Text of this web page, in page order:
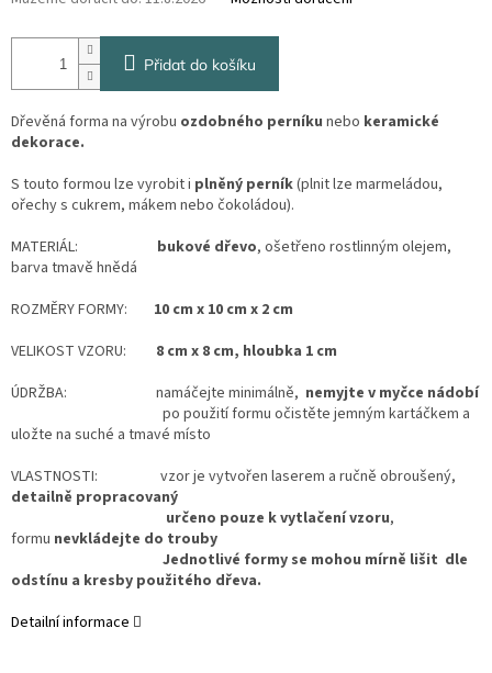
Přidat do košíku
Dřevěná forma na výrobu ozdobného perníku nebo keramické
dekorace.
S touto formou lze vyrobit i plněný perník(plnit lze marmeládou,
ořechy s cukrem, mákem nebo čokoládou).
MATERIÁL: bukové dřevo, ošetřeno rostlinným olejem,
barva tmavě hnědá
ROZMĚRY FORMY:
10 cm x 10 cm x 2 cm
VELIKOST VZORU: 8 cm x 8 cm, hloubka 1 cm
ÚDRŽBA: namáčejte minimálně, nemyjte v myčce nádobí
po použití formu očistěte jemným kartáčkem a
uložte na suché a tmavé místo
VLASTNOSTI: vzor je vytvořen laserem a ručně obroušený,
detailně propracovaný
určeno pouze k vytlačení vzoru,
formu nevkládejte do trouby
Jednotlivé formy se mohou mírně lišit dle
odstínu a kresby použitého dřeva.
Detailní informace